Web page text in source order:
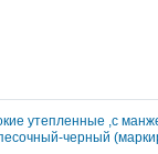
утепленные ,с
черный